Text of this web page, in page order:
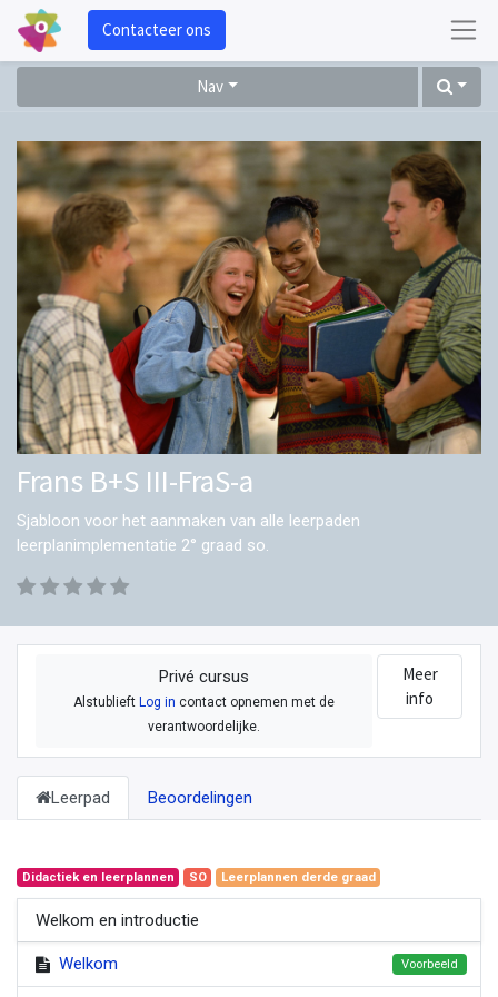
Contacteer ons
Nav
Frans B+S III-FraS-a
Sjabloon voor het aanmaken van alle leerpaden
leerplanimplementatie 2° graad so.
Privé cursus
AlstublieftLog in contact opnemen met de
verantwoordelijke.
Meer
info
Leerpad Beoordelingen
Didactiek en leerplannen SO Leerplannen derde graad
Welkom en introductie
Welkom Voorbeeld